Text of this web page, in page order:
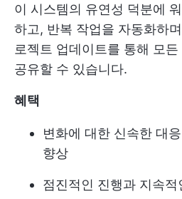
이 시스템의 유연성 덕분에
하고, 반복 작업을 자동화하
로젝트 업데이트를 통해 모
공유할 수 있습니다.
혜택
변화에 대한 신속한 대
향상
점진적인 진행과 지속적